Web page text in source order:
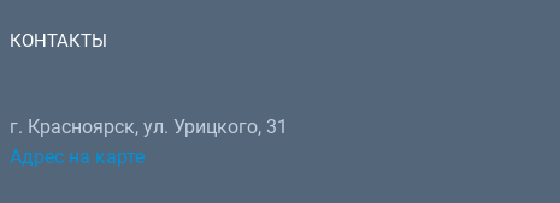
КОНТАКТЫ
г. Красноярск, ул. Урицкого, 31
Адрес на карте